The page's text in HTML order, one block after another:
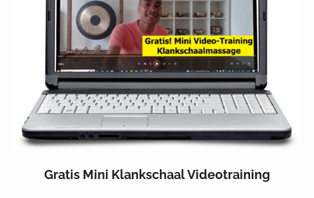
Gratis Mini Klankschaal Videotraining